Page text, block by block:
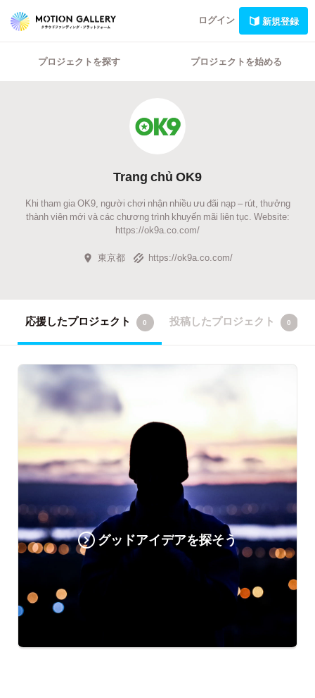
ログイン 新規登録
プロジェクトを探す プロジェクトを始める
Trang chủ OK9
Khi tham gia OK9, người chơi nhận nhiều ưu đãi nạp – rút, thưởng
thành viên mới và các chương trình khuyến mãi liên tục. Website:
https://ok9a.co.com/
東京都 https://ok9a.co.com/
応援したプロジェクト 0 投稿したプロジェクト 0
グッドアイデアを探そう